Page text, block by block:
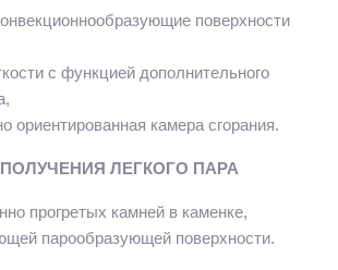
поверхности
с функцией дополнительного
ориентированная камера сгорания.
ЛЕГКОГО ПАРА
прогретых камней в каменке,
парообразующей поверхности.